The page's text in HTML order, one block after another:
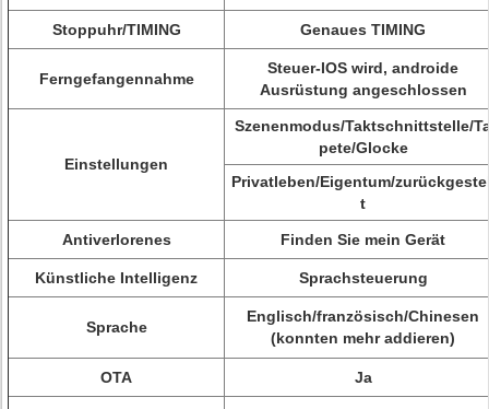
Stoppuhr/TIMING Genaues TIMING
Ferngefangennahme
Steuer-IOS wird, androide
Ausrüstung angeschlossen
Einstellungen
Szenenmodus/Taktschnittstelle/
pete/Glocke
Privatleben/Eigentum/
t
Antiverlorenes Finden Sie mein Gerät
Künstliche Intelligenz Sprachsteuerung
Sprache
Englisch/französisch/Chinesen
(konnten mehr addieren)
OTA Ja